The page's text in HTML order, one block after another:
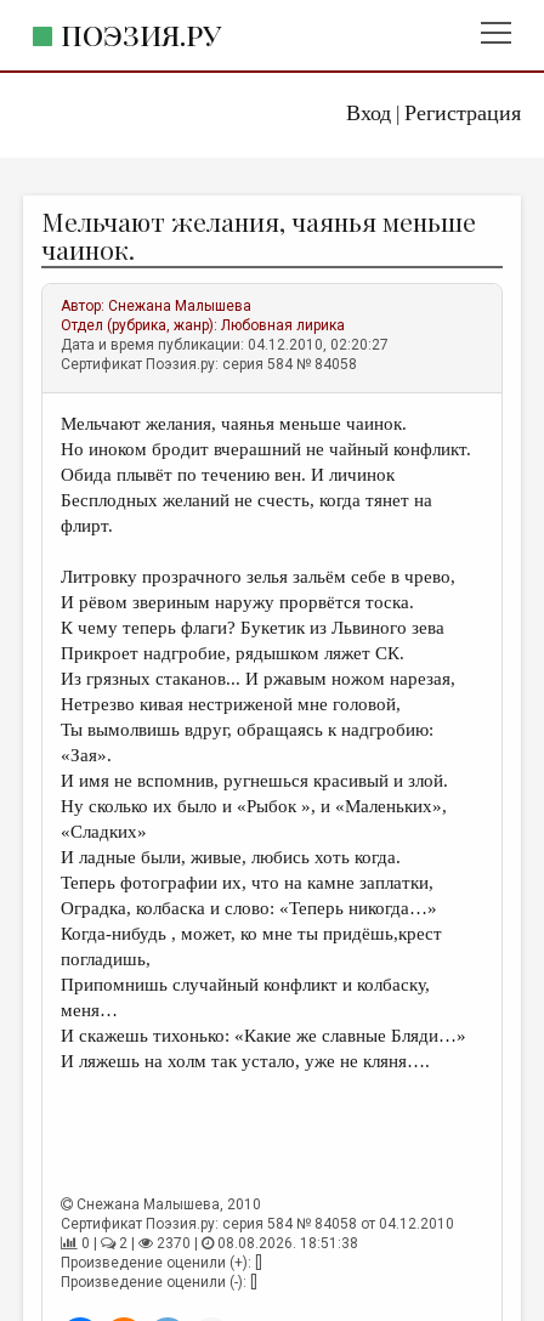
Вход| Регистрация
ПОЭЗИЯ.РУ
ЖАНРЫ
АВТОРЫ
КОММЕНТАРИИ
ЛИТСАЛОН
ПРАВИЛА САЙТА
ОТДЕЛЫ И РУБРИКИ
ИЗБРАННОЕ
ДАЙДЖЕСТ
ПРОИЗВЕДЕНИЯ
ПЕРЕВОДЫ
КОНКУРСЫ
ДЕТСКАЯ КОМНАТА
КНИЖНАЯ ПОЛКА
ОБЗОР ЛИТЕРАТУРЫ
СТРАНИЦЫ ПАМЯТИ
ОБЪЯВЛЕНИЯ
КОЛОНКА РЕДАКТОРА
РЕДКОЛЛЕГИЯ
ОТ РЕДАКЦИИ
КУЛЬТУРОВЕДЕНИЕ
ПУБЛИЦИСТИКА
Мельчают желания, чаянья меньше
чаинок.
Автор:Снежана Малышева
Отдел (рубрика, жанр):Любовная лирика
Дата и время публикации: 04.12.2010, 02:20:27
Сертификат Поэзия.ру: серия 584 № 84058
Мельчают желания, чаянья меньше чаинок.
Но иноком бродит вчерашний не чайный конфликт.
Обида плывёт по течению вен. И личинок
Бесплодных желаний не счесть, когда тянет на
флирт.
Литровку прозрачного зелья зальём себе в чрево,
И рёвом звериным наружу прорвётся тоска.
К чему теперь флаги? Букетик из Львиного зева
Прикроет надгробие, рядышком ляжет СК.
Из грязных стаканов... И ржавым ножом нарезая,
Нетрезво кивая нестриженой мне головой,
Ты вымолвишь вдруг, обращаясь к надгробию:
«Зая».
И имя не вспомнив, ругнешься красивый и злой.
Ну сколько их было и «Рыбок », и «Маленьких»,
«Сладких»
И ладные были, живые, любись хоть когда.
Теперь фотографии их, что на камне заплатки,
Оградка, колбаска и слово: «Теперь никогда…»
Когда-нибудь , может, ко мне ты придёшь,крест
погладишь,
Припомнишь случайный конфликт и колбаску,
меня…
И скажешь тихонько: «Какие же славные Бляди…»
И ляжешь на холм так устало, уже не кляня….
Снежана Малышева, 2010
Сертификат Поэзия.ру: серия 584 № 84058 от 04.12.2010
0 |
2 | 2370 |
08.08.2026. 18:51:38
Произведение оценили (+): []
Произведение оценили (-): []